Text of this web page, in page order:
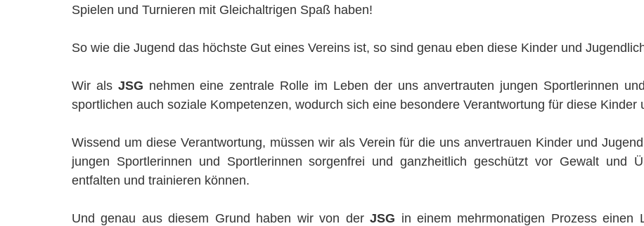
Spielen und Turnieren mit Gleichaltrigen Spaß haben!
So wie die Jugend das höchste Gut eines Vereins ist, so sind genau eben diese Kinder und
Wir als JSG nehmen eine zentrale Rolle im Leben der uns anvertrauten jungen Sportlerinnen
sportlichen auch soziale Kompetenzen, wodurch sich eine besondere Verantwortung für diese Kinder
Wissend um diese Verantwortung, müssen wir als Verein für die uns anvertrauen Kinder und
jungen Sportlerinnen und Sportlerinnen sorgenfrei und ganzheitlich geschützt vor Gewalt und
entfalten und trainieren können.
Und genau aus diesem Grund haben wir von derJSG in einem mehrmonatigen Prozess einen